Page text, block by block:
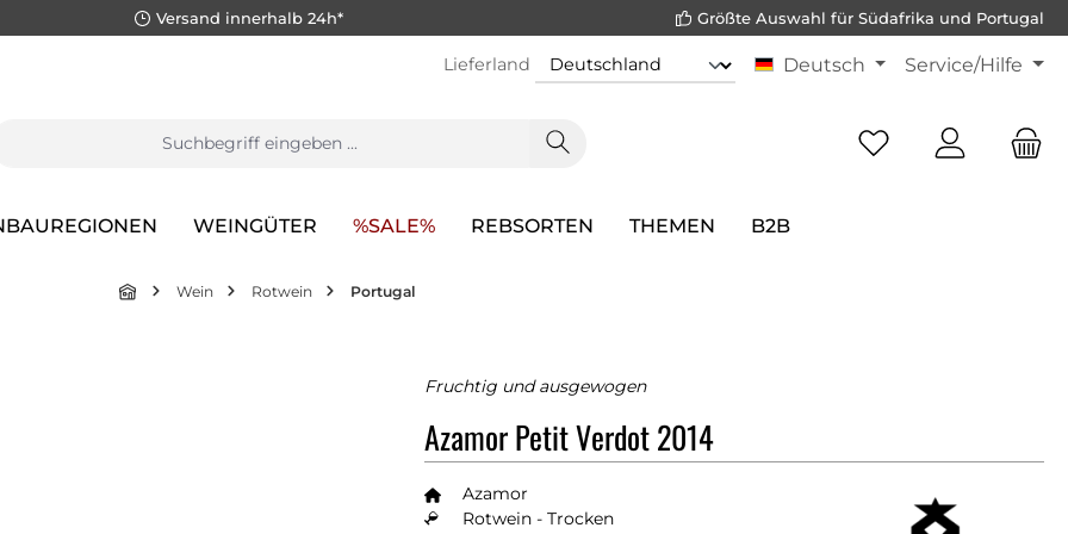
Versand innerhalb 24h* Größte Auswahl für Südafrika und Portugal
Lieferland Deutsch Service/Hilfe
WEINGÜTER %SALE% REBSORTEN THEMEN B2B
Wein Rotwein Portugal
Fruchtig und ausgewogen
Azamor Petit Verdot 2014
Azamor
Rotwein - Trocken